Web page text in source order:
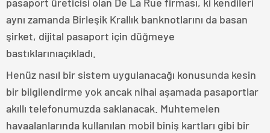
pasaport üreticisi olan De La Rue firması, ki kendileri
aynı zamanda Birleşik Krallık banknotlarını da basan
şirket, dijital pasaport için düğmeye
bastıklarınıaçıkladı.
Henüz nasıl bir sistem uygulanacağı konusunda kesin
bir bilgilendirme yok ancak nihai aşamada pasaportlar
akıllı telefonumuzda saklanacak. Muhtemelen
havaalanlarında kullanılan mobil biniş kartları gibi bir